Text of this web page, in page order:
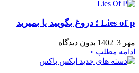
Lies of p ؛ دروغ بگویید یا بمیرید
مهر 3, 1402
بدون دیدگاه
ادامه مطلب »